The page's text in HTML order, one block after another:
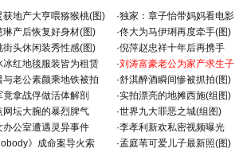
获地产大亨喂猕猴桃(图) ·独家：章子怡带妈妈看电影
琳产后恢复好身材(图) ·佟大为马伊琍再度牵手(图)
街头休闲装秀性感(图) ·倪萍赵忠祥十年后再携手
冰红地毯服装皆为租赁 ·刘涛富豪老公为家产求生子
与老公素颜乘地铁被拍 ·舒淇醉酒瞬间惨被抓拍(图)
竟拿战俘做活体解剖 ·实拍漂亮的地摊西施(组图)
网坛大腕的暴烈脾气 ·世界九大罪恶之城(组图)
办公室遭遇灵异事件 ·李孝利新欢私密视频曝光
》成命案导火索 ·孟庭苇可爱儿子最新照(图)